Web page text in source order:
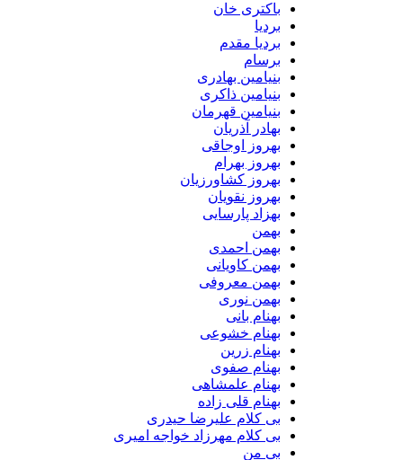
باکتری خان
بردیا مقدم
بنیامین بهادری
بنیامین ذاکری
بنیامین قهرمان
بهادر آذریان
بهروز اوجاقی
بهروز بهرام
بهروز کشاورزیان
بهروز نقویان
بهزاد پارسایی
بهمن احمدی
بهمن کاویانی
بهمن معروفی
بهمن نوری
بهنام بانی
بهنام خشوعی
بهنام زرین
بهنام صفوی
بهنام علمشاهی
بهنام قلی زاده
بی کلام علیرضا حیدری
بی کلام مهرزاد خواجه امیری